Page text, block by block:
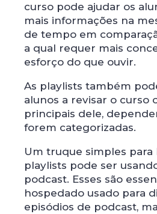
curso pode ajudar os
mais informações na
de tempo em
a qual requer mais
esforço do que ouvir.
As playlists também
alunos a revisar o curso
principais dele,
forem categorizadas.
Um truque simples para
playlists pode ser
podcast. Esses são
hospedado usado ​​para
episódios de podcast,